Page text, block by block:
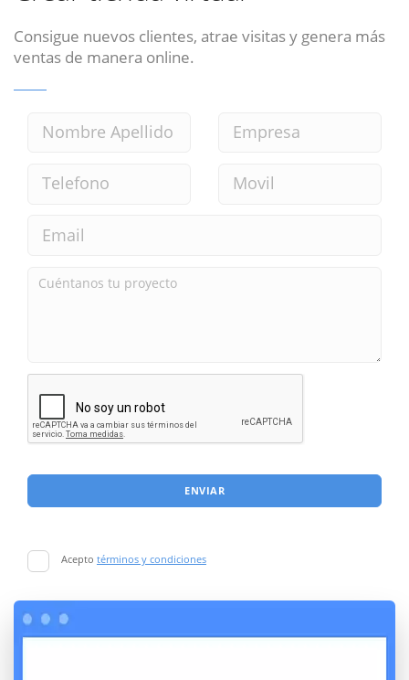
Consigue nuevos clientes, atrae visitas y genera más
ventas de manera online.
ENVIAR
Acepto términos y condiciones